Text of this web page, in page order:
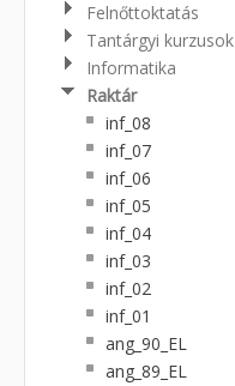
Felnőttoktatás
Tantárgyi kurzusok
Informatika
Raktár
inf_08
inf_07
inf_06
inf_05
inf_04
inf_03
inf_02
inf_01
ang_90_EL
ang_89_EL